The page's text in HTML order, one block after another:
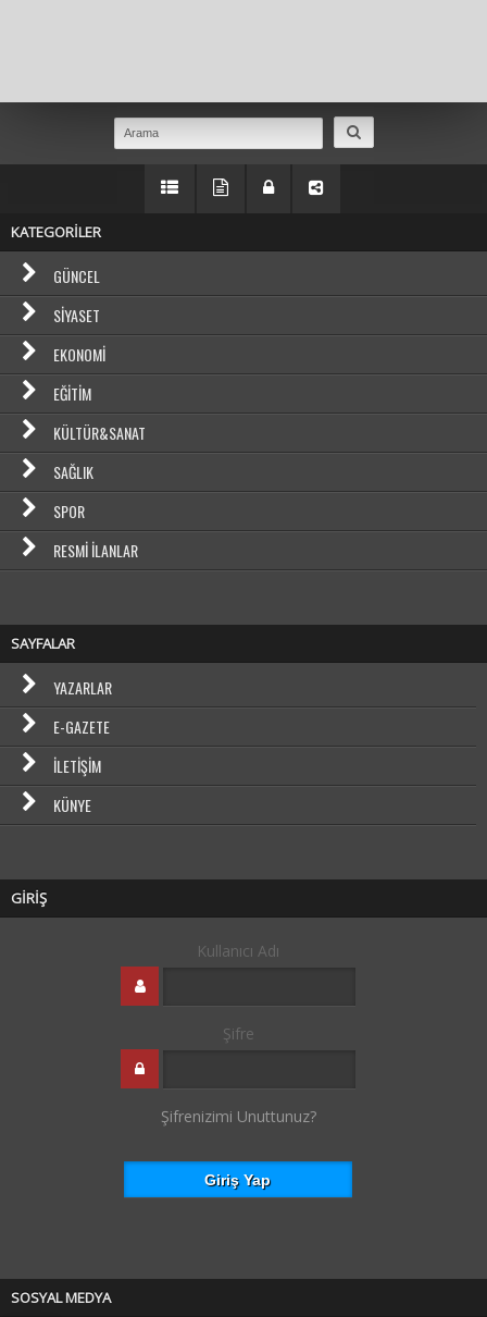
KATEGORİLER
GÜNCEL
SIYASET
EKONOMI
EĞITIM
KÜLTÜR&SANAT
SAĞLIK
SPOR
RESMI İLANLAR
SAYFALAR
YAZARLAR
E-GAZETE
İLETIŞIM
KÜNYE
GİRİŞ
Kullanıcı Adı
Şifre
Şifrenizimi Unuttunuz?
SOSYAL MEDYA